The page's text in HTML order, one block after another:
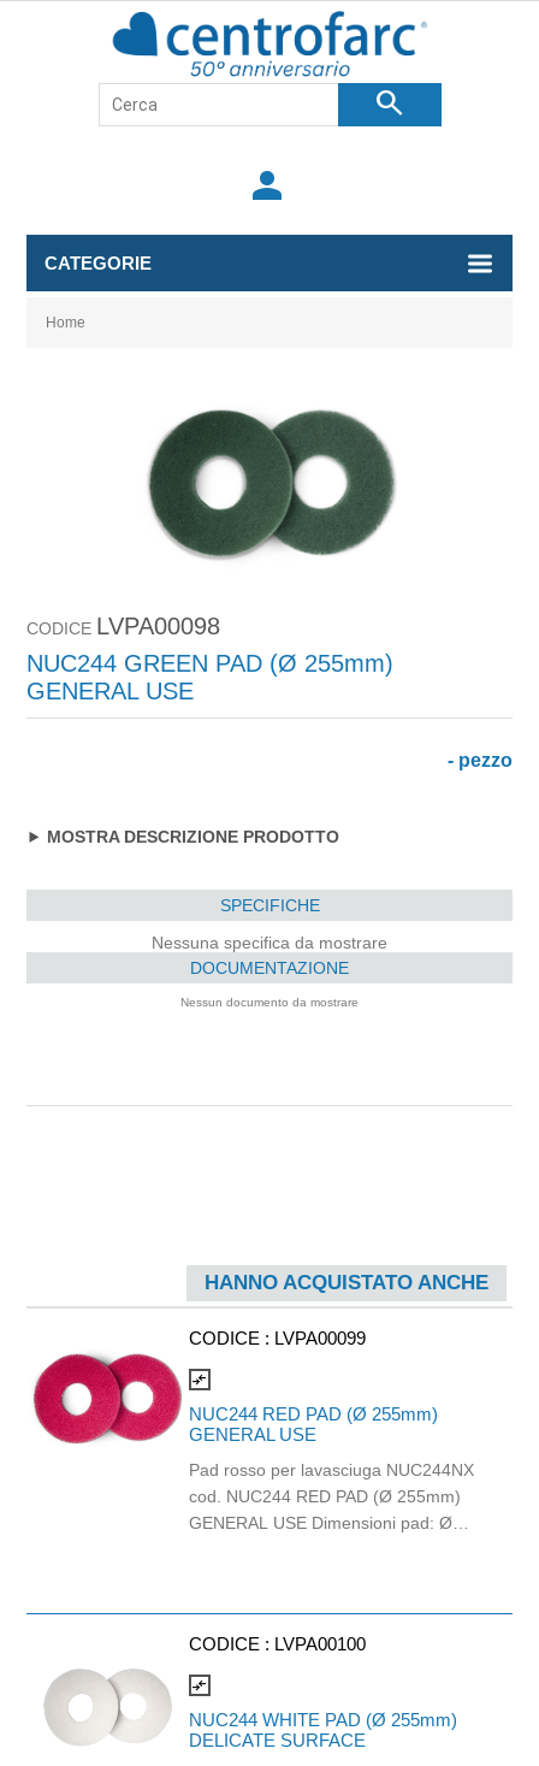
search
person
CATEGORIE
Home
CODICE LVPA00098
NUC244 GREEN PAD (Ø 255mm)
GENERAL USE
- pezzo
MOSTRA DESCRIZIONE PRODOTTO
SPECIFICHE
Nessuna specifica da mostrare
DOCUMENTAZIONE
Nessun documento da mostrare
HANNO ACQUISTATO ANCHE
CODICE : LVPA00099
compare_arrows
NUC244 RED PAD (Ø 255mm)
GENERAL USE
Pad rosso per lavasciuga NUC244NX
cod. NUC244 RED PAD (Ø 255mm)
GENERAL USE Dimensioni pad: Ø
CODICE : LVPA00100
compare_arrows
NUC244 WHITE PAD (Ø 255mm)
DELICATE SURFACE